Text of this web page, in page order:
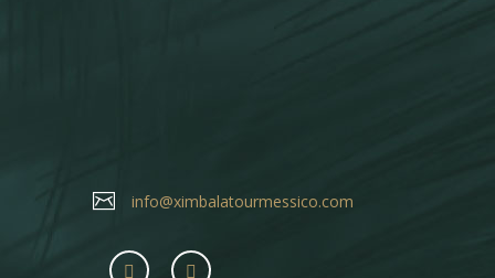
info@ximbalatourmessico.com